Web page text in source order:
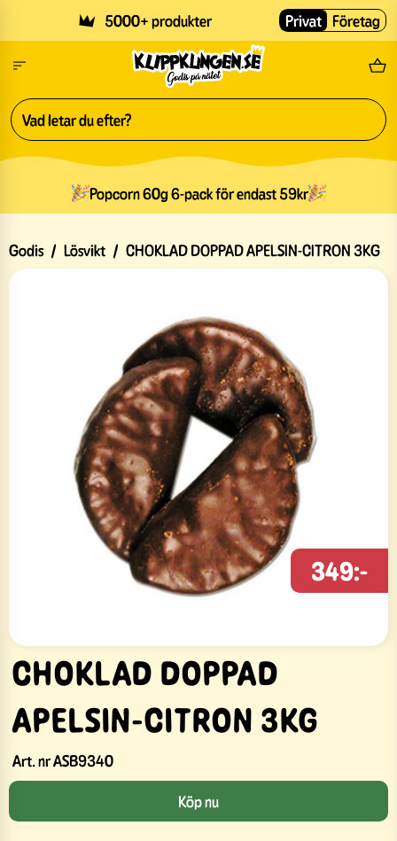
5000+ produkter Fri
Privat Företag
Popcorn 60g 6-pack för endast 59kr
Godis / Lösvikt / CHOKLAD DOPPAD APELSIN-CITRON 3KG
CHOKLAD DOPPAD
APELSIN-CITRON 3KG
Art. nrASB9340
349:-
Köp nu